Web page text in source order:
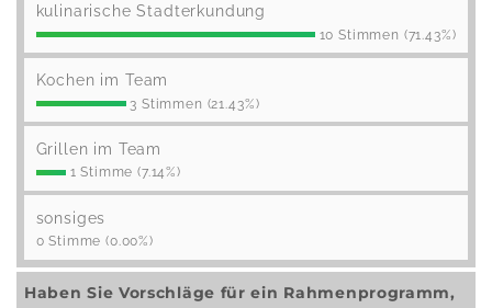
kulinarische Stadterkundung
10 Stimmen (71.43%)
Kochen im Team
3 Stimmen (21.43%)
Grillen im Team
1 Stimme (7.14%)
sonsiges
0 Stimme (0.00%)
Haben Sie Vorschläge für ein Rahmenprogramm,